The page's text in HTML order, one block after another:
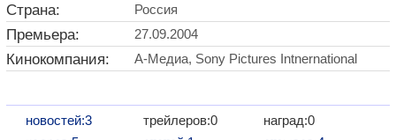
Страна: Россия
Премьера: 27.09.2004
Кинокомпания: А-Медиа, Sony Pictures Intnernational
новостей:3
трейлеров:0
наград:0